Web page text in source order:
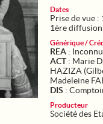
Dates
Prise de vue :
1ère
Générique /
REA : Inconnu
ACT: Marie
HAZIZA
Madeleine
DIS :
Producteur
Société des